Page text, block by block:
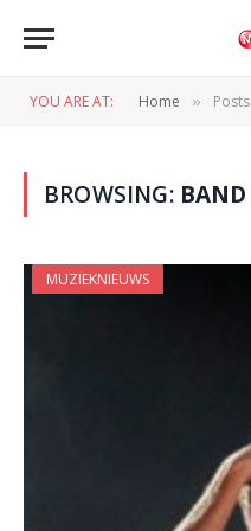
YOU ARE AT: Home »
BROWSING: BAND
MUZIEKNIEUWS